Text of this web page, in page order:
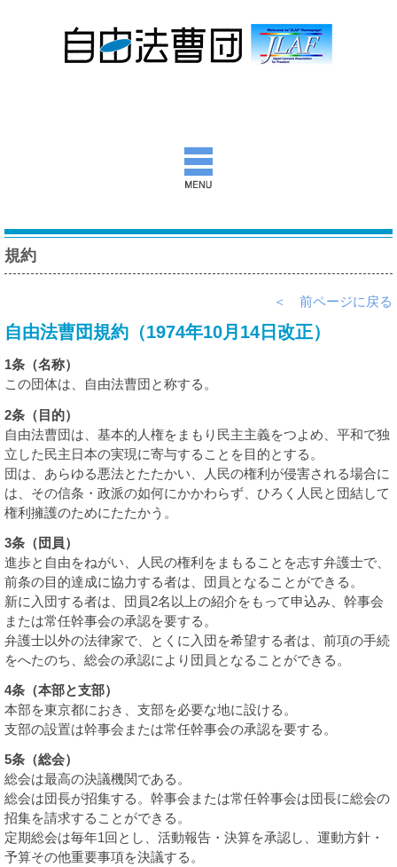
自由法曹団とは
活動報告
意見書ほか
出版物
諸課題
規約
＜ 前ページに戻る
自由法曹団規約（1974年10月14日改正）
1条（名称）
この団体は、自由法曹団と称する。
2条（目的）
自由法曹団は、基本的人権をまもり民主主義をつよめ、平和で独
立した民主日本の実現に寄与することを目的とする。
団は、あらゆる悪法とたたかい、人民の権利が侵害される場合に
は、その信条・政派の如何にかかわらず、ひろく人民と団結して
権利擁護のためにたたかう。
3条（団員）
進歩と自由をねがい、人民の権利をまもることを志す弁護士で、
前条の目的達成に協力する者は、団員となることができる。
新に入団する者は、団員2名以上の紹介をもって申込み、幹事会
または常任幹事会の承認を要する。
弁護士以外の法律家で、とくに入団を希望する者は、前項の手続
をへたのち、総会の承認により団員となることができる。
4条（本部と支部）
本部を東京都におき、支部を必要な地に設ける。
支部の設置は幹事会または常任幹事会の承認を要する。
5条（総会）
総会は最高の決議機関である。
総会は団長が招集する。幹事会または常任幹事会は団長に総会の
招集を請求することができる。
定期総会は毎年1回とし、活動報告・決算を承認し、運動方針・
予算その他重要事項を決議する。